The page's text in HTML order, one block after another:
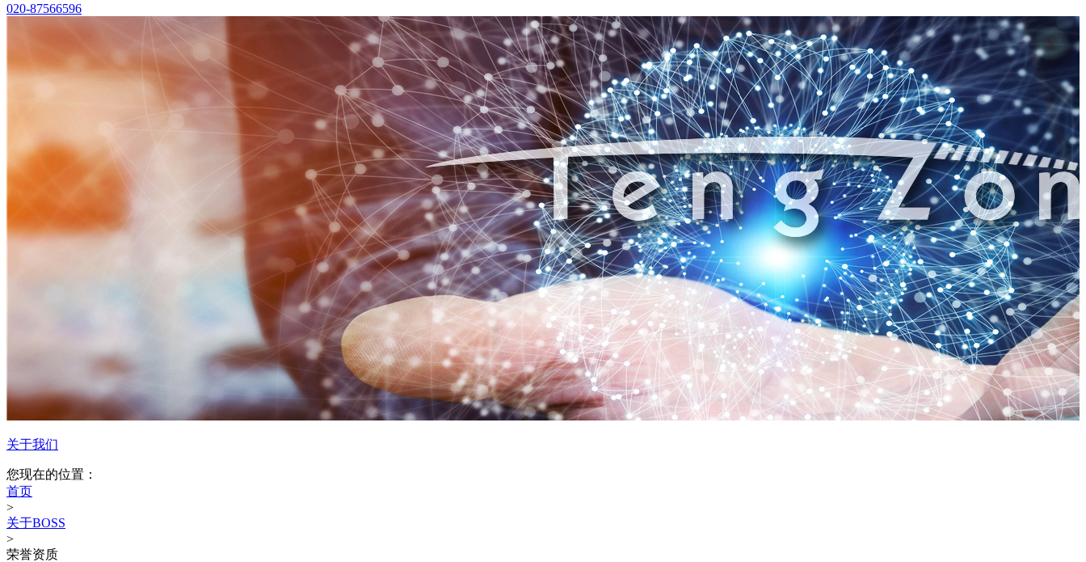
020-87566596
关于我们
您现在的位置：
首页
>
关于BOSS
>
荣誉资质